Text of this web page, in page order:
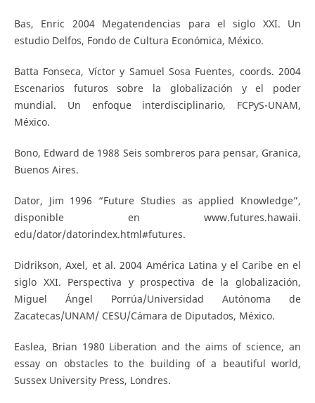
Bas, Enric 2004 Megatendencias para el siglo XXI. Un
estudio Delfos, Fondo de Cultura Económica, México.
Batta Fonseca, Víctor y Samuel Sosa Fuentes, coords. 2004
Escenarios futuros sobre la globalización y el poder
mundial. Un enfoque interdisciplinario, FCPyS-UNAM,
México.
Bono, Edward de 1988 Seis sombreros para pensar, Granica,
Buenos Aires.
Dator, Jim 1996 “Future Studies as applied Knowledge”,
disponible en www.futures.hawaii.
edu/dator/datorindex.html#futures.
Didrikson, Axel, et al. 2004 América Latina y el Caribe en el
siglo XXI. Perspectiva y prospectiva de la globalización,
Miguel Ángel Porrúa/Universidad Autónoma de
Zacatecas/UNAM/ CESU/Cámara de Diputados, México.
Easlea, Brian 1980 Liberation and the aims of science, an
essay on obstacles to the building of a beautiful world,
Sussex University Press, Londres.